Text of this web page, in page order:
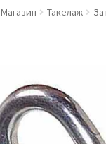
Магазин Такелаж